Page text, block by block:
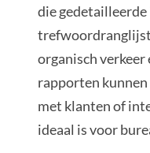
die
organisch
rapporten
met klanten of
ideaal is voor